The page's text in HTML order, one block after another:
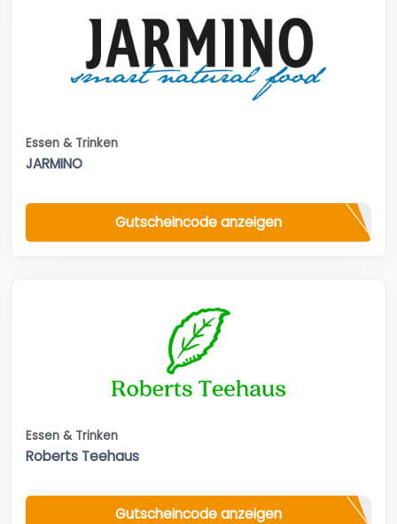
Essen & Trinken
JARMINO
Gutscheincode anzeigen
Essen & Trinken
Roberts Teehaus
Gutscheincode anzeigen